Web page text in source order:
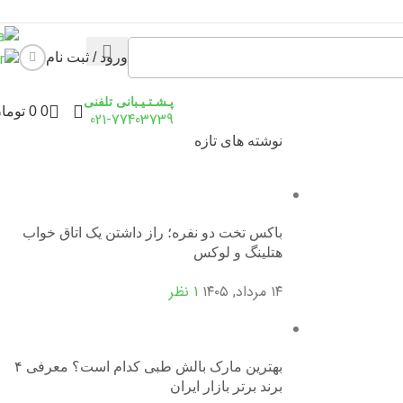
ورود / ثبت نام
پـشـتـیـبانی تلفنی
021-77403739
0
0
نوشته های تازه
باکس تخت دو نفره؛ راز داشتن یک اتاق خواب
هتلینگ و لوکس
۱۴ مرداد, ۱۴۰۵ 1 نظر
بهترین مارک بالش طبی کدام است؟ معرفی ۴
برند برتر بازار ایران